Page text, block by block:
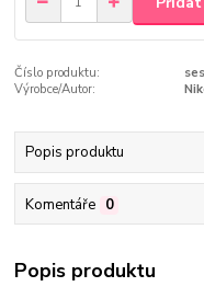
Číslo produktu:
Výrobce/Autor:
Popis produktu
Komentáře 0
Popis produktu